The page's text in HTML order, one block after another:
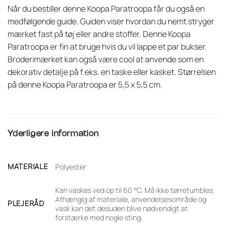
Når du bestiller denne Koopa Paratroopa får du også en
medfølgende guide. Guiden viser hvordan du nemt stryger
mærket fast på tøj eller andre stoffer. Denne Koopa
Paratroopa er fin at bruge hvis du vil lappe et par bukser.
Broderimærket kan også være cool at anvende som en
dekorativ detalje på f.eks. en taske eller kasket. Størrelsen
på denne Koopa Paratroopa er 5,5 x 5,5 cm.
Yderligere information
MATERIALE Polyester
PLEJERÅD
Kan vaskes ved op til 60 °C. Må ikke tørretumbles.
Afhængig af materiale, anvendelsesområde og
vask kan det desuden blive nødvendigt at
forstærke med nogle sting.